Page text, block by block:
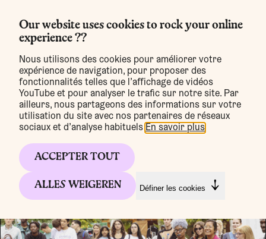
Our website uses cookies to rock your online
experience ??
Nous utilisons des cookies pour améliorer votre
expérience de navigation, pour proposer des
fonctionnalités telles que l’affichage de vidéos
YouTube et pour analyser le trafic sur notre site. Par
ailleurs, nous partageons des informations sur votre
utilisation du site avec nos partenaires de réseaux
sociaux et d’analyse habituels. En savoir plus
ACCEPTER TOUT
ALLES WEIGEREN Définer les cookies
Infos pratiques